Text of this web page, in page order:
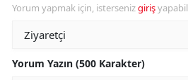
Yorum yapmak için, istersenizgiriş
Yorum Yazın (500 Karakter)